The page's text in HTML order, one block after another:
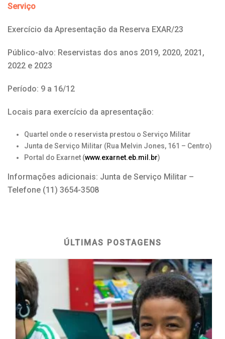
Serviço
Exercício da Apresentação da Reserva EXAR/23
Público-alvo: Reservistas dos anos 2019, 2020, 2021,
2022 e 2023
Período: 9 a 16/12
Locais para exercício da apresentação:
Quartel onde o reservista prestou o Serviço Militar
Junta de Serviço Militar (Rua Melvin Jones, 161 – Centro)
Portal do Exarnet (www.exarnet.eb.mil.br)
Informações adicionais: Junta de Serviço Militar –
Telefone (11) 3654-3508
ÚLTIMAS POSTAGENS